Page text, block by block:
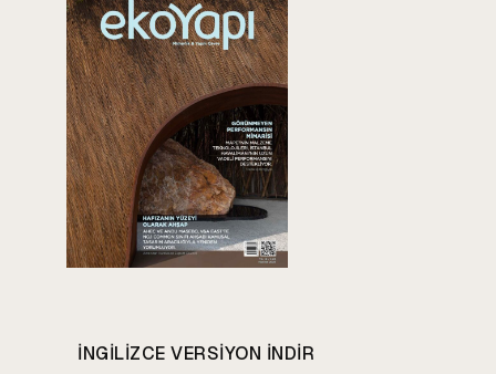
INGILIZCE VERSIYON INDIR